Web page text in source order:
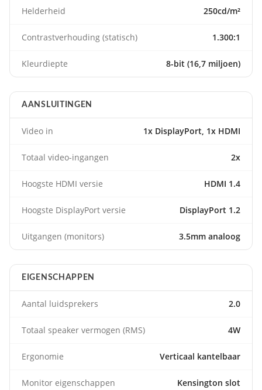
Helderheid 250cd/m²
Contrastverhouding (statisch) 1.300:1
Kleurdiepte 8-bit (16,7 miljoen)
AANSLUITINGEN
Video in 1x DisplayPort, 1x HDMI
Totaal video-ingangen 2x
Hoogste HDMI versie HDMI 1.4
Hoogste DisplayPort versie DisplayPort 1.2
Uitgangen (monitors) 3.5mm analoog
EIGENSCHAPPEN
Aantal luidsprekers 2.0
Totaal speaker vermogen (RMS) 4W
Ergonomie Verticaal kantelbaar
Monitor eigenschappen Kensington slot